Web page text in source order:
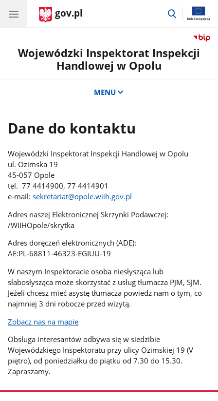
gov.pl
przejdź
Wojewódzki Inspektorat Inspekcji
Handlowej w Opolu
MENU
Dane do kontaktu
Wojewódzki Inspektorat Inspekcji Handlowej w Opolu
ul. Ozimska 19
45-057 Opole
tel. 77 4414900, 77 4414901
e-mail:sekretariat@opole.wiih.gov.pl
Adres naszej Elektronicznej Skrzynki Podawczej:
/WIIHOpole/skrytka
Adres doręczeń elektronicznych (ADE):
AE:PL-68811-46323-EGIUU-19
W naszym Inspektoracie osoba niesłysząca lub
słabosłysząca może skorzystać z usług tłumacza PJM, SJM.
Jeżeli chcesz mieć asystę tłumacza powiedz nam o tym, co
najmniej 3 dni robocze przed wizytą.
Zobacz nas na mapie
Obsługa interesantów odbywa się w siedzibie
Wojewódzkiego Inspektoratu przy ulicy Ozimskiej 19 (V
piętro), od poniedziałku do piątku od 7.30 do 15.30.
Zapraszamy.